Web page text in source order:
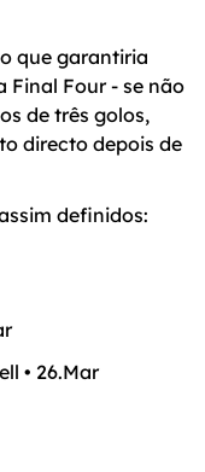
que garantiria
Final Four - se não
de três golos,
directo depois de
definidos:
• 26.Mar